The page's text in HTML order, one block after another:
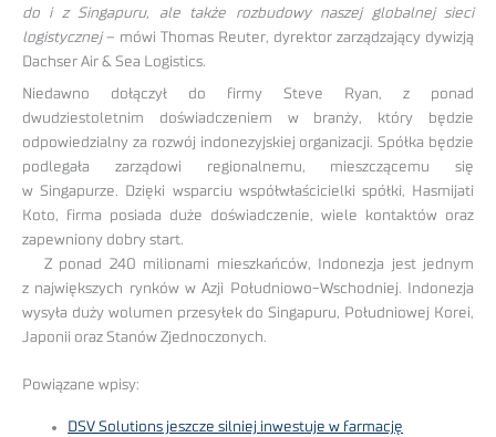
do i z Singapuru, ale także rozbudowy naszej globalnej sieci
logistycznej– mówi Thomas Reuter, dyrektor zarządzający dywizją
Dachser Air & Sea Logistics.
Niedawno dołączył do firmy Steve Ryan, z ponad
dwudziestoletnim doświadczeniem w branży, który będzie
odpowiedzialny za rozwój indonezyjskiej organizacji. Spółka będzie
podlegała zarządowi regionalnemu, mieszczącemu się
w Singapurze. Dzięki wsparciu współwłaścicielki spółki, Hasmijati
Koto, firma posiada duże doświadczenie, wiele kontaktów oraz
zapewniony dobry start.
Z ponad 240 milionami mieszkańców, Indonezja jest jednym
z największych rynków w Azji Południowo-Wschodniej. Indonezja
wysyła duży wolumen przesyłek do Singapuru, Południowej Korei,
Japonii oraz Stanów Zjednoczonych.
Powiązane wpisy:
DSV Solutions jeszcze silniej inwestuje w farmację